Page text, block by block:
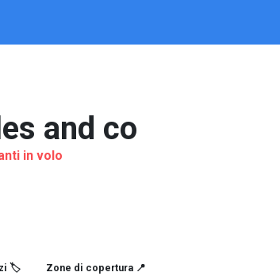
and co
in volo
🏷️ Zone di copertura 📍